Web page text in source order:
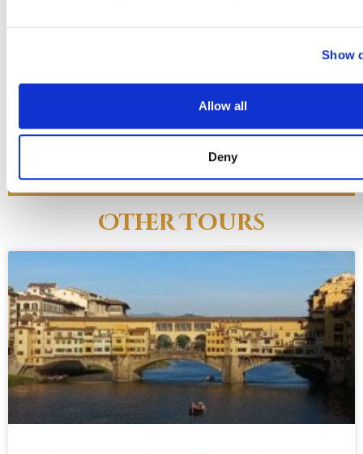
Show
Allow all
Deny
Onsdag-Lördag
Inträde tillkommer
Other Tours